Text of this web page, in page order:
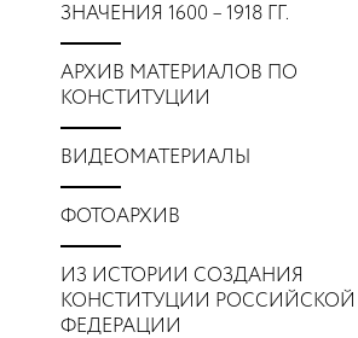
ЗНАЧЕНИЯ 1600 – 1918 ГГ.
АРХИВ МАТЕРИАЛОВ ПО
КОНСТИТУЦИИ
ВИДЕОМАТЕРИАЛЫ
ФОТОАРХИВ
ИЗ ИСТОРИИ СОЗДАНИЯ
КОНСТИТУЦИИ РОССИЙСКОЙ
ФЕДЕРАЦИИ